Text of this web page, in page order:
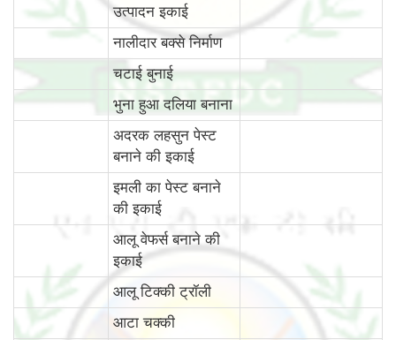
उत्पादन इकाई
नालीदार बक्से निर्माण
चटाई बुनाई
भुना हुआ दलिया बनाना
अदरक लहसुन पेस्ट
बनाने की इकाई
इमली का पेस्ट बनाने
की इकाई
आलू वेफर्स बनाने की
इकाई
आलू टिक्की ट्रॉली
आटा चक्की